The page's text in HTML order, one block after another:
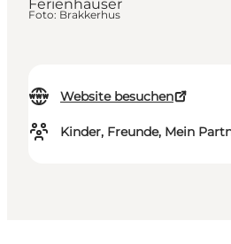
Website besuchen
Kinder, Freunde, Mein
Ferienhäuser
Foto: Brakkerhus